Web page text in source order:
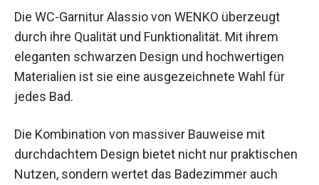
Die WC-Garnitur Alassio von WENKO überzeugt
durch ihre Qualität und Funktionalität. Mit ihrem
eleganten schwarzen Design und hochwertigen
Materialien ist sie eine ausgezeichnete Wahl für
jedes Bad.
Die Kombination von massiver Bauweise mit
durchdachtem Design bietet nicht nur praktischen
Nutzen, sondern wertet das Badezimmer auch